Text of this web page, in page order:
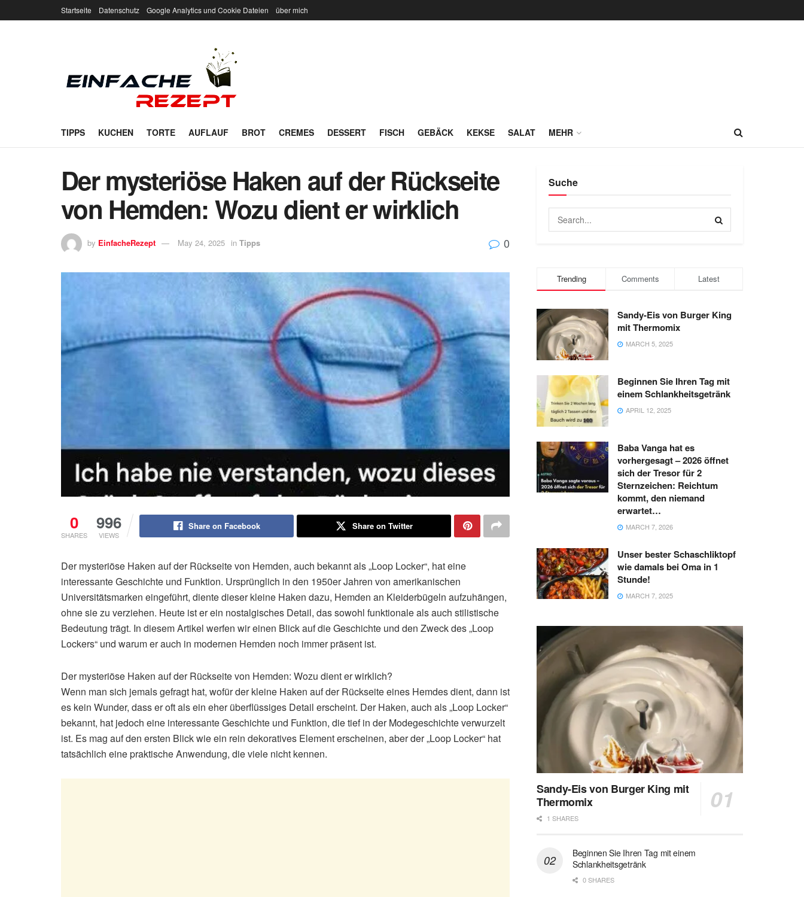
Startseite Datenschutz Google Analytics und Cookie Dateien über mich
TIPPS KUCHEN TORTE AUFLAUF BROT CREMES DESSERT FISCH GEBÄCK KEKSE SALAT MEHR
Der mysteriöse Haken auf der Rückseite
von Hemden: Wozu dient er wirklich
by EinfacheRezept May 24, 2025 in Tipps 0
0
SHARES
996
VIEWS
Share on Facebook Share on Twitter
Der mysteriöse Haken auf der Rückseite von Hemden, auch bekannt als „Loop Locker“, hat eine
interessante Geschichte und Funktion. Ursprünglich in den 1950er Jahren von amerikanischen
Universitätsmarken eingeführt, diente dieser kleine Haken dazu, Hemden an Kleiderbügeln aufzuhängen,
ohne sie zu verziehen. Heute ist er ein nostalgisches Detail, das sowohl funktionale als auch stilistische
Bedeutung trägt. In diesem Artikel werfen wir einen Blick auf die Geschichte und den Zweck des „Loop
Lockers“ und warum er auch in modernen Hemden noch immer präsent ist.
Der mysteriöse Haken auf der Rückseite von Hemden: Wozu dient er wirklich?
Wenn man sich jemals gefragt hat, wofür der kleine Haken auf der Rückseite eines Hemdes dient, dann ist
es kein Wunder, dass er oft als ein eher überflüssiges Detail erscheint. Der Haken, auch als „Loop Locker“
bekannt, hat jedoch eine interessante Geschichte und Funktion, die tief in der Modegeschichte verwurzelt
ist. Es mag auf den ersten Blick wie ein rein dekoratives Element erscheinen, aber der „Loop Locker“ hat
tatsächlich eine praktische Anwendung, die viele nicht kennen.
Suche
Trending Comments Latest
Sandy-Eis von Burger King
mit Thermomix
MARCH 5, 2025
Beginnen Sie Ihren Tag mit
einem Schlankheitsgetränk
APRIL 12, 2025
Baba Vanga hat es
vorhergesagt – 2026 öffnet
sich der Tresor für 2
Sternzeichen: Reichtum
kommt, den niemand
erwartet…
MARCH 7, 2026
Unser bester Schaschliktopf
wie damals bei Oma in 1
Stunde!
MARCH 7, 2025
Sandy-Eis von Burger King mit
Thermomix
1 SHARES
Beginnen Sie Ihren Tag mit einem
Schlankheitsgetränk
0 SHARES